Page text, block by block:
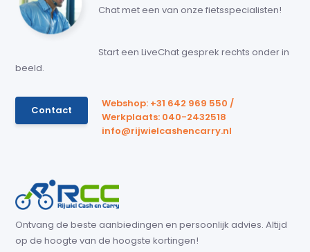
Chat met een van onze fietsspecialisten!
Start een LiveChat gesprek rechts onder in
beeld.
Contact
Webshop: +31 642 969 550 /
Werkplaats: 040-2432518
info@rijwielcashencarry.nl
Ontvang de beste aanbiedingen en persoonlijk advies. Altijd
op de hoogte van de hoogste kortingen!